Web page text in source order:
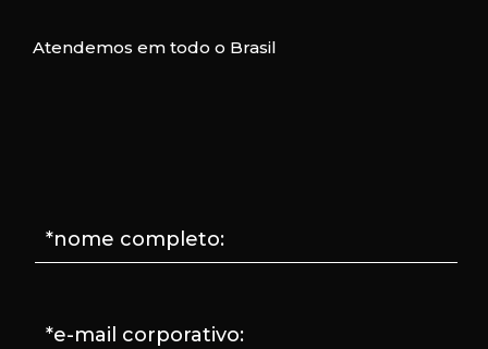
Atendemos em todo o Brasil
*nome completo:
*e-mail corporativo: